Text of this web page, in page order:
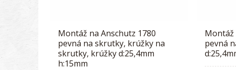
Montáž na Anschutz 1780
pevná na skrutky, krúžky na
skrutky, krúžky d:25,4mm
h:15mm
Montáž
pevná